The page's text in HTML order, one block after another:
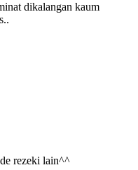
dikalangan kaum
rezeki lain^^